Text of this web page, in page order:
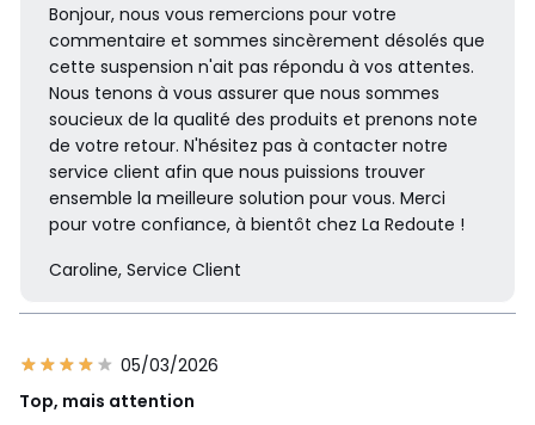
Bonjour, nous vous remercions pour votre
commentaire et sommes sincèrement désolés que
cette suspension n'ait pas répondu à vos attentes.
Nous tenons à vous assurer que nous sommes
soucieux de la qualité des produits et prenons note
de votre retour. N'hésitez pas à contacter notre
service client afin que nous puissions trouver
ensemble la meilleure solution pour vous. Merci
pour votre confiance, à bientôt chez La Redoute !
Caroline, Service Client
05/03/2026
Top, mais attention